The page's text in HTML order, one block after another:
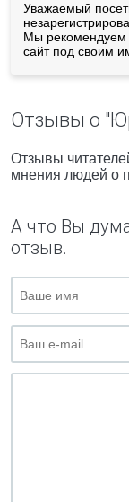
Уважаемый
Мы
сайт под своим
Отзывы о
Отзывы
мнения людей о
А что Вы
отзыв.